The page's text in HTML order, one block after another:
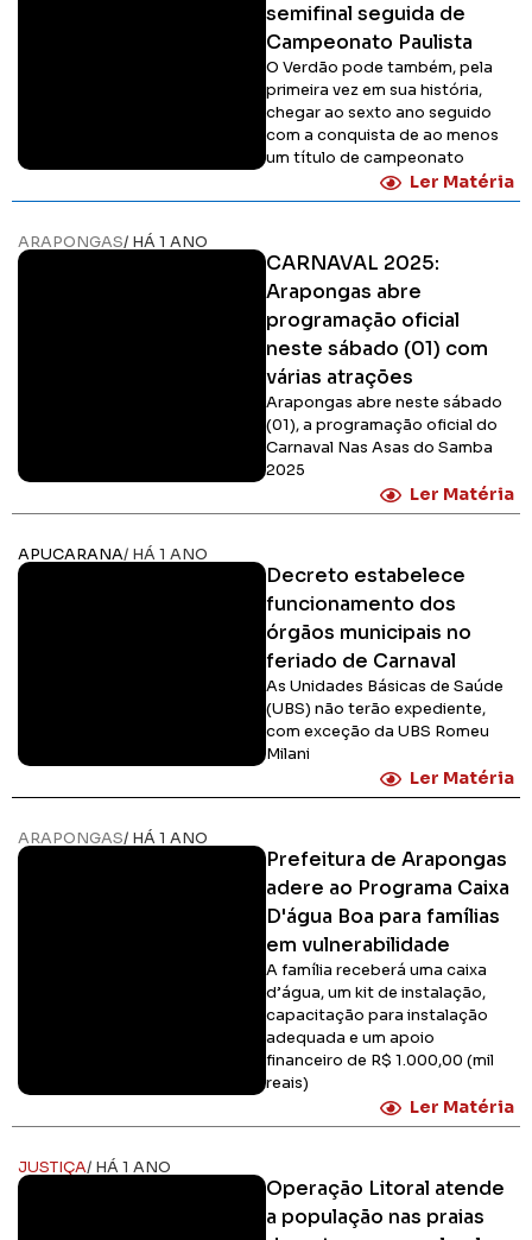
semifinal seguida de
Campeonato Paulista
O Verdão pode também, pela
primeira vez em sua história,
chegar ao sexto ano seguido
com a conquista de ao menos
um título de campeonato
Ler Matéria
ARAPONGAS/ HÁ 1 ANO
CARNAVAL 2025:
Arapongas abre
programação oficial
neste sábado (01) com
várias atrações
Arapongas abre neste sábado
(01), a programação oficial do
Carnaval Nas Asas do Samba
2025
Ler Matéria
APUCARANA/ HÁ 1 ANO
Decreto estabelece
funcionamento dos
órgãos municipais no
feriado de Carnaval
As Unidades Básicas de Saúde
(UBS) não terão expediente,
com exceção da UBS Romeu
Milani
Ler Matéria
ARAPONGAS/ HÁ 1 ANO
Prefeitura de Arapongas
adere ao Programa Caixa
D'água Boa para famílias
em vulnerabilidade
A família receberá uma caixa
d’água, um kit de instalação,
capacitação para instalação
adequada e um apoio
financeiro de R$ 1.000,00 (mil
reais)
Ler Matéria
JUSTIÇA/ HÁ 1 ANO
Operação Litoral atende
a população nas praias